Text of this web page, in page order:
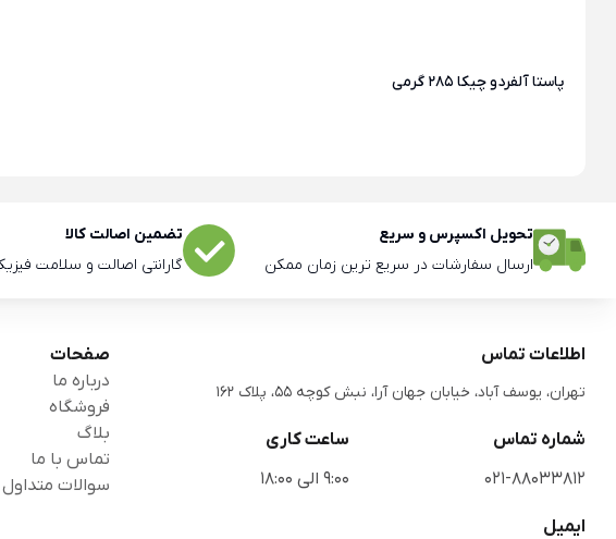
پاستا آلفردو چیکا 285 گرمی
تحویل اکسپرس و سریع
ارسال سفارشات در سریع ترین زمان ممکن
تضمین اصالت کالا
گارانتی اصالت و سلامت
اطلاعات تماس
تهران، یوسف آباد، خیابان جهان آرا، نبش کوچه 55، پلاک 162
شماره تماس
021-88033812
ساعت کاری
9:00 الی 18:00
ایمیل
صفحات
درباره ما
فروشگاه
بلاگ
تماس با ما
سوالات متداول